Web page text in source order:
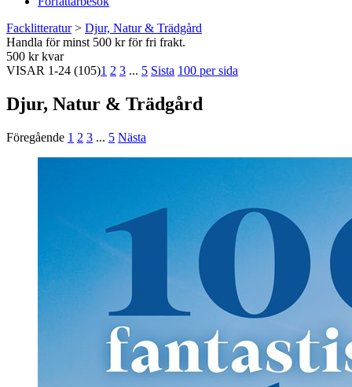
Facklitteratur> Djur, Natur & Trädgård
Handla för minst 500 kr för fri frakt.
500 kr kvar
VISAR 1-24 (105)1 2 3 ... 5 Sista 100 per sida
Djur, Natur & Trädgård
Föregående 1 2 3 ... 5 Nästa